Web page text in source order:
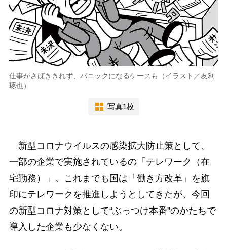
仕事がさばききれず、パニックになるケースも（イラスト／友利
琢也）
写真1枚
新型コロナウイルスの感染拡大防止策として、
一部の企業で実施されているの「テレワーク（在
宅勤務）」。これまでも国は「働き方改革」を旗
印にテレワークを推進しようとしてきたが、今回
の新型コロナ対策として“ぶっつけ本番”のかたちで
導入した企業も少なくない。